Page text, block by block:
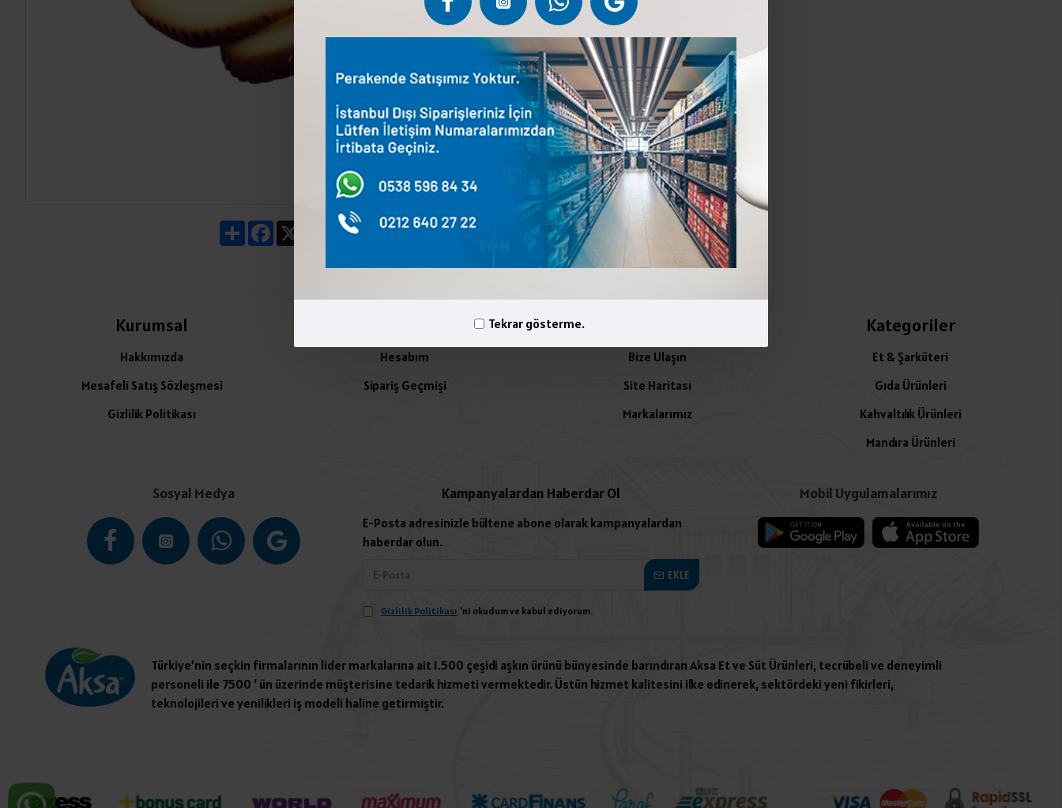
Tekrar gösterme.
ShareFacebook Pinterest
WhatsApp
Email
Kurumsal
Hakkımızda
Mesafeli Satış Sözleşmesi
Gizlilik Politikası
Hesabım
Sipariş Geçmişi
Bize Ulaşın
Site Haritası
Markalarımız
Kategoriler
Et & Şarküteri
Gıda Ürünleri
Kahvaltılık Ürünleri
Mandıra Ürünleri
Sosyal Medya Kampanyalardan Haberdar Ol
E-Posta adresinizle bültene abone olarak kampanyalardan
haberdar olun.
EKLE
Gizlilik Politikası 'ni okudum ve kabul ediyorum.
Mobil Uygulamalarımız
Türkiye’nin seçkin firmalarının lider markalarına ait 1.500 çeşidi aşkın ürünü bünyesinde barındıran Aksa Et ve Süt Ürünleri, tecrübeli ve deneyimli
personeli ile 7500 ‘ ün üzerinde müşterisine tedarik hizmeti vermektedir. Üstün hizmet kalitesini ilke edinerek, sektördeki yeni fikirleri,
teknolojileri ve yenilikleri iş modeli haline getirmiştir.